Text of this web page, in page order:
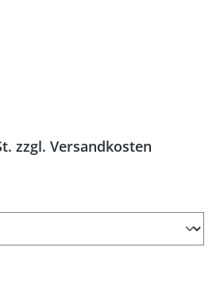
zzgl. Versandkosten